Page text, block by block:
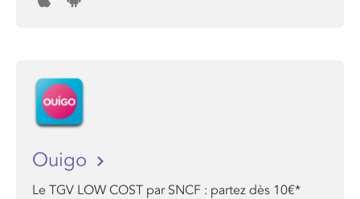
Ouigo
Le TGV LOW COST par SNCF : partez dès 10€*